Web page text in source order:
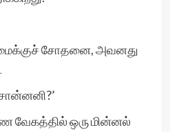
சோதனை, அவனது
வேகத்தில் ஒரு மின்னல்